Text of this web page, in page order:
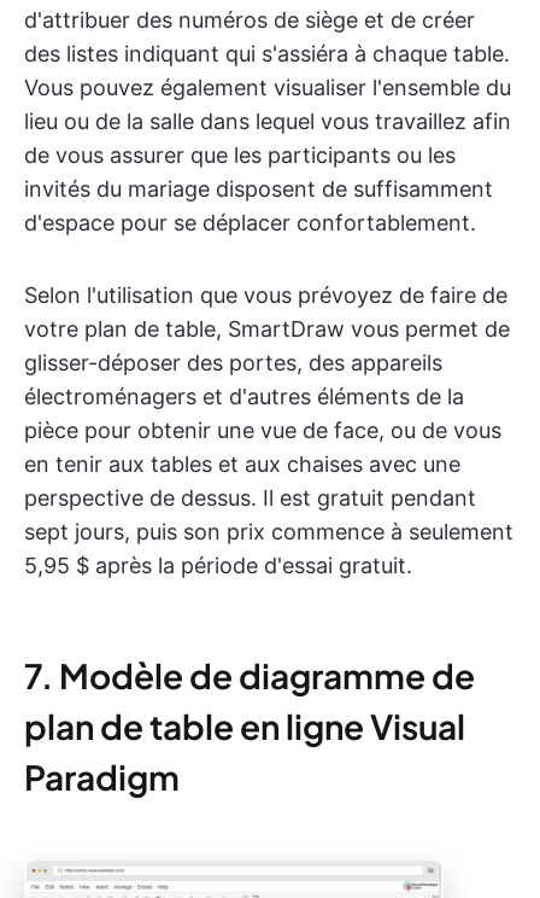
d'attribuer des numéros de siège et de créer
des listes indiquant qui s'assiéra à chaque table.
Vous pouvez également visualiser l'ensemble du
lieu ou de la salle dans lequel vous travaillez afin
de vous assurer que les participants ou les
invités du mariage disposent de suffisamment
d'espace pour se déplacer confortablement.
Selon l'utilisation que vous prévoyez de faire de
votre plan de table, SmartDraw vous permet de
glisser-déposer des portes, des appareils
électroménagers et d'autres éléments de la
pièce pour obtenir une vue de face, ou de vous
en tenir aux tables et aux chaises avec une
perspective de dessus. Il est gratuit pendant
sept jours, puis son prix commence à seulement
5,95 $ après la période d'essai gratuit.
7. Modèle de diagramme de
plan de table en ligne Visual
Paradigm